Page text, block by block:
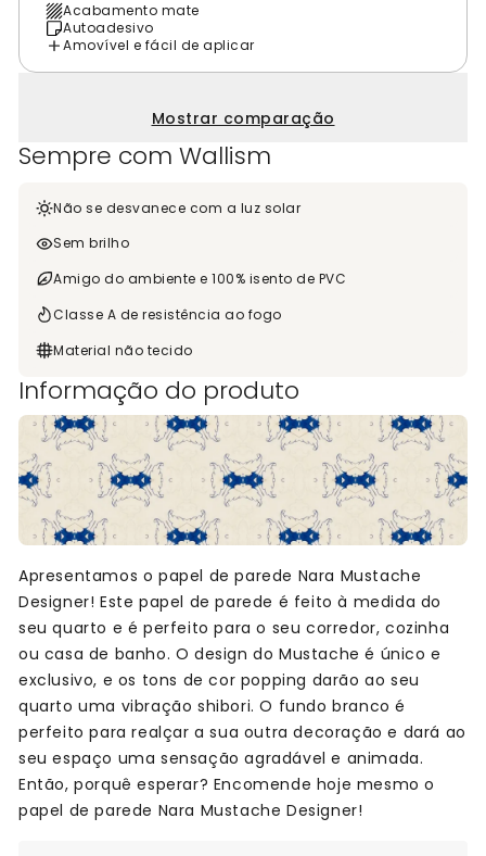
Acabamento mate
Autoadesivo
Amovível e fácil de aplicar
Mostrar comparação
Sempre com Wallism
Não se desvanece com a luz solar
Sem brilho
Amigo do ambiente e 100% isento de PVC
Classe A de resistência ao fogo
Material não tecido
Informação do produto
Apresentamos o papel de parede Nara Mustache
Designer! Este papel de parede é feito à medida do
seu quarto e é perfeito para o seu corredor, cozinha
ou casa de banho. O design do Mustache é único e
exclusivo, e os tons de cor popping darão ao seu
quarto uma vibração shibori. O fundo branco é
perfeito para realçar a sua outra decoração e dará ao
seu espaço uma sensação agradável e animada.
Então, porquê esperar? Encomende hoje mesmo o
papel de parede Nara Mustache Designer!